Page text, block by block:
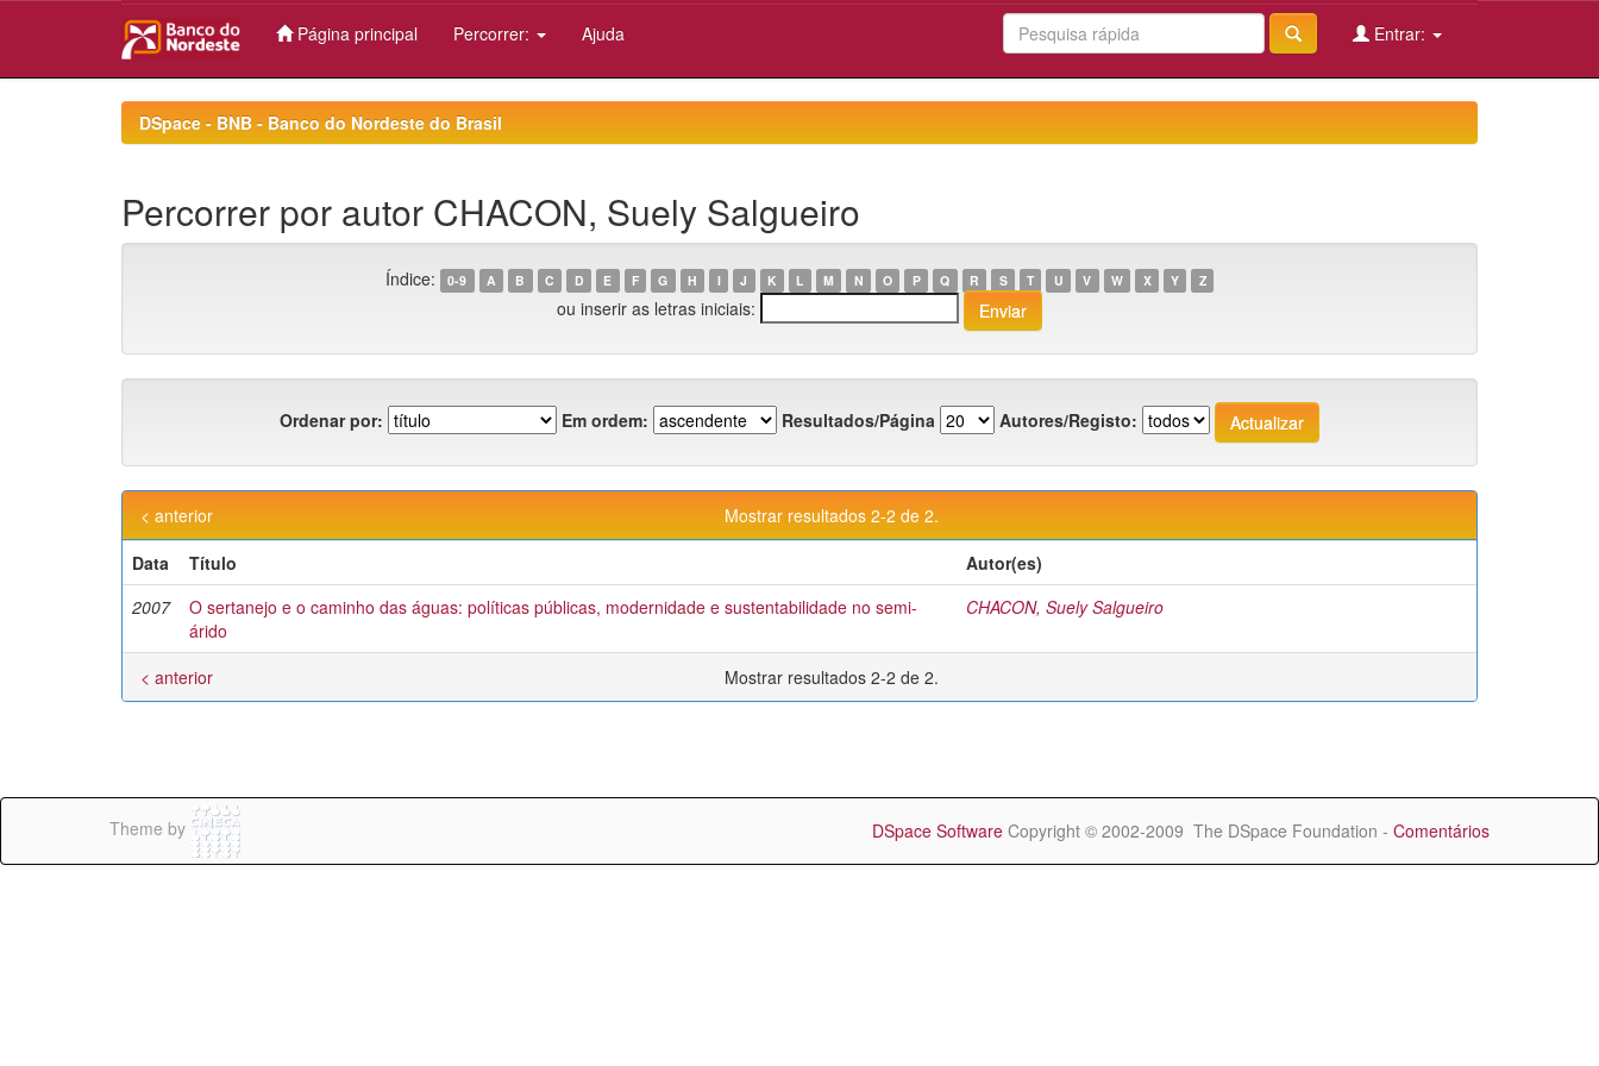
Página principal Percorrer: Ajuda Entrar:
DSpace - BNB - Banco do Nordeste do Brasil
Percorrer por autor CHACON, Suely Salgueiro
Índice: 0-9 A B C D E F G H I J K L M N O P Q R S T U V W X Y Z
ou inserir as letras iniciais:
Ordenar por: Em ordem: Resultados/Página Autores/Registo:
Mostrar resultados 2-2 de 2.
< anterior
Data
Título
Autor(es)
2007
O sertanejo e o caminho das águas: políticas públicas, modernidade e sustentabilidade no semi-
árido
CHACON, Suely Salgueiro
Mostrar resultados 2-2 de 2.
< anterior
Theme by DSpace Software Copyright © 2002-2009 The DSpace Foundation - Comentários